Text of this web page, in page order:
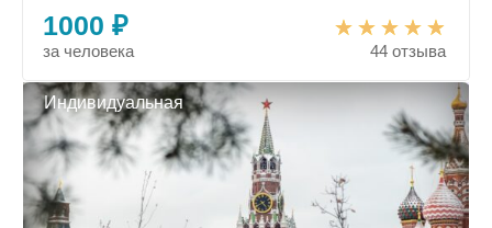
1000 ₽
за человека 44 отзыва
Индивидуальная